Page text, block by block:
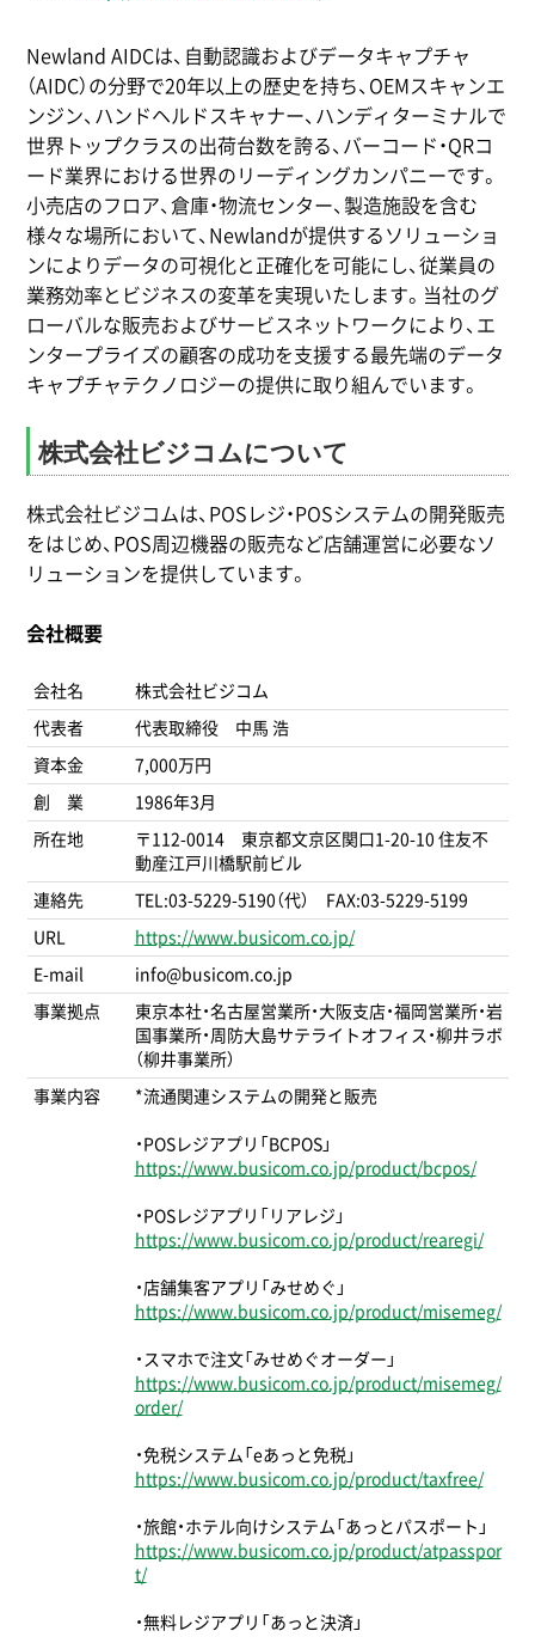
Newland AIDCは、自動認識およびデータキャプチャ
（AIDC）の分野で20年以上の歴史を持ち、OEMスキャンエ
ンジン、ハンドヘルドスキャナー、ハンディターミナルで
世界トップクラスの出荷台数を誇る、バーコード・QRコ
ード業界における世界のリーディングカンパニーです。
小売店のフロア、倉庫・物流センター、製造施設を含む
様々な場所において、Newlandが提供するソリューショ
ンによりデータの可視化と正確化を可能にし、従業員の
業務効率とビジネスの変革を実現いたします。当社のグ
ローバルな販売およびサービスネットワークにより、エ
ンタープライズの顧客の成功を支援する最先端のデータ
キャプチャテクノロジーの提供に取り組んでいます。
株式会社ビジコムについて
株式会社ビジコムは、POSレジ・POSシステムの開発販売
をはじめ、POS周辺機器の販売など店舗運営に必要なソ
リューションを提供しています。
会社概要
会社名 株式会社ビジコム
代表者 代表取締役 中馬 浩
資本金 7,000万円
創 業 1986年3月
所在地
〒112-0014 東京都文京区関口1-20-10 住友不
動産江戸川橋駅前ビル
連絡先 TEL:03-5229-5190（代） FAX:03-5229-5199
URL https://www.busicom.co.jp/
E-mail info@busicom.co.jp
事業拠点
東京本社・名古屋営業所・大阪支店・福岡営業所・岩
国事業所・周防大島サテライトオフィス・柳井ラボ
（柳井事業所）
事業内容 *流通関連システムの開発と販売
・POSレジアプリ「BCPOS」
https://www.busicom.co.jp/product/bcpos/
・POSレジアプリ「リアレジ」
https://www.busicom.co.jp/product/rearegi/
・店舗集客アプリ「みせめぐ」
https://www.busicom.co.jp/product/misemeg/
・スマホで注文「みせめぐオーダー」
https://www.busicom.co.jp/product/misemeg/
order/
・免税システム「eあっと免税」
https://www.busicom.co.jp/product/taxfree/
・旅館・ホテル向けシステム「あっとパスポート」
https://www.busicom.co.jp/product/atpasspor
t/
・無料レジアプリ「あっと決済」